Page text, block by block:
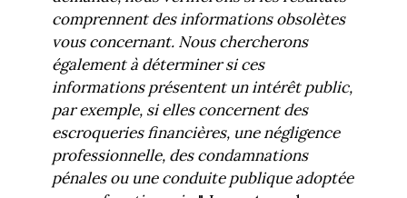
comprennent des informations obsolètes
vous concernant. Nous chercherons
également à déterminer si ces
informations présentent un intérêt public,
par exemple, si elles concernent des
escroqueries financières, une négligence
professionnelle, des condamnations
pénales ou une conduite publique adoptée